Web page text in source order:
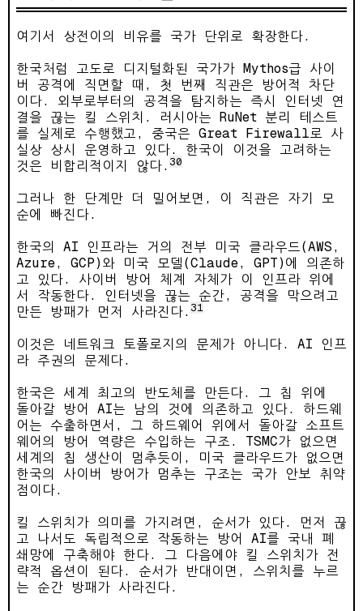
여기서 상전이의 비유를 국가 단위로 확장한다.
한국처럼 고도로 디지털화된 국가가 Mythos급 사이
버 공격에 직면할 때, 첫 번째 직관은 방어적 차단
이다. 외부로부터의 공격을 탐지하는 즉시 인터넷 연
결을 끊는 킬 스위치. 러시아는 RuNet 분리 테스트
를 실제로 수행했고, 중국은 Great Firewall로 사
실상 상시 운영하고 있다. 한국이 이것을 고려하는
것은 비합리적이지 않다. 30
그러나 한 단계만 더 밀어보면, 이 직관은 자기 모
순에 빠진다.
한국의 AI 인프라는 거의 전부 미국 클라우드(AWS,
Azure, GCP)와 미국 모델(Claude, GPT)에 의존하
고 있다. 사이버 방어 체계 자체가 이 인프라 위에
서 작동한다. 인터넷을 끊는 순간, 공격을 막으려고
만든 방패가 먼저 사라진다. 31
이것은 네트워크 토폴로지의 문제가 아니다. AI 인프
라 주권의 문제다.
한국은 세계 최고의 반도체를 만든다. 그 칩 위에
돌아갈 방어 AI는 남의 것에 의존하고 있다. 하드웨
어는 수출하면서, 그 하드웨어 위에서 돌아갈 소프트
웨어의 방어 역량은 수입하는 구조. TSMC가 없으면
세계의 칩 생산이 멈추듯이, 미국 클라우드가 없으면
한국의 사이버 방어가 멈추는 구조는 국가 안보 취약
점이다.
킬 스위치가 의미를 가지려면, 순서가 있다. 먼저 끊
고 나서도 독립적으로 작동하는 방어 AI를 국내 폐
쇄망에 구축해야 한다. 그 다음에야 킬 스위치가 전
략적 옵션이 된다. 순서가 반대이면, 스위치를 누르
는 순간 방패가 사라진다.